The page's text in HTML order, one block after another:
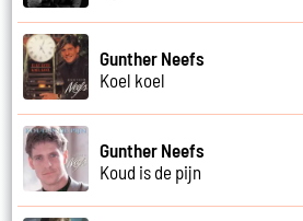
Gunther Neefs
Koel koel
Gunther Neefs
Koud is de pijn